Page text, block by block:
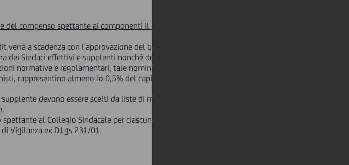
compenso spettante ai componenti il Collegio Sindacale
a scadenza con l'approvazione del bilancio relativo all'esercizio
dei Sindaci effettivi e supplenti nonché del Presidente del Collegio. Ai
normative e regolamentari, tale nomina deve avvenire sulla base di
rappresentino almeno lo 0,5% del capitale sociale avente diritto di
devono essere scelti da liste di minoranza. La nomina avviene
al Collegio Sindacale per ciascun anno di incarico nonché la
Vigilanza ex D.Lgs 231/01.